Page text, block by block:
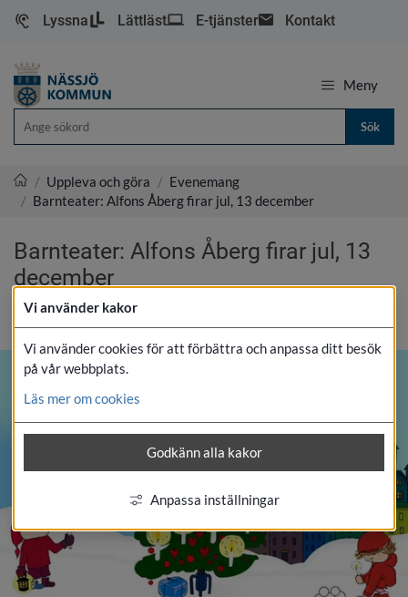
Lyssna Lättläst E-tjänster Kontakt
Meny
Nässjö kommun
/ Uppleva och göra / Evenemang
/ Barnteater: Alfons Åberg firar jul, 13 december
Barnteater: Alfons Åberg firar jul, 13
december
SKRIV UT
Vi använder kakor
Vi använder cookies för att förbättra och anpassa ditt besök
på vår webbplats.
Läs mer om cookies
Godkänn alla kakor
Anpassa inställningar